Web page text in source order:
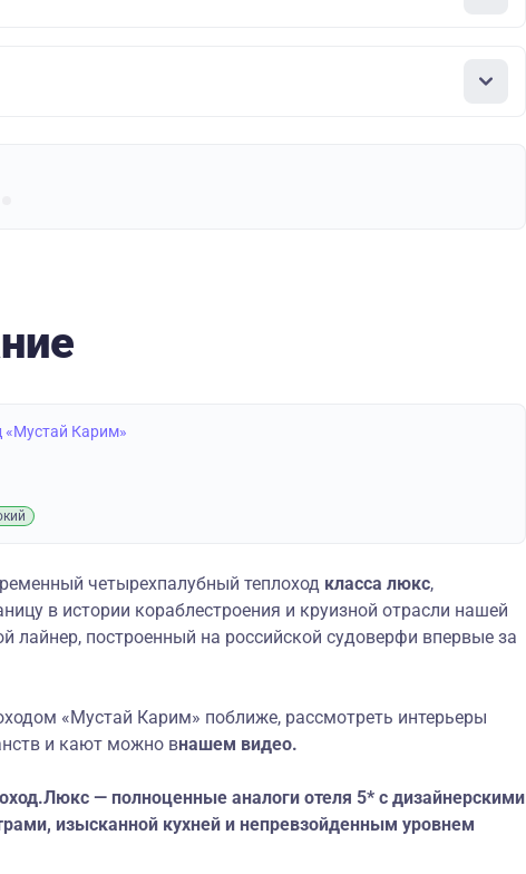
«Мустай Карим»
четырехпалубный теплоход класса люкс,
в истории кораблестроения и круизной отрасли нашей
лайнер, построенный на российской судоверфи впервые за
«Мустай Карим» поближе, рассмотреть интерьеры
и кают можно внашем видео.
— полноценные аналоги отеля 5* с дизайнерскими
изысканной кухней и непревзойденным уровнем